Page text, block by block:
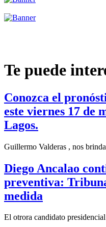
Te puede
Conozca el
este viernes 17 de
Lagos.
Guillermo Valderas , nos
Diego Ancalao
preventiva:
medida
El otrora candidato